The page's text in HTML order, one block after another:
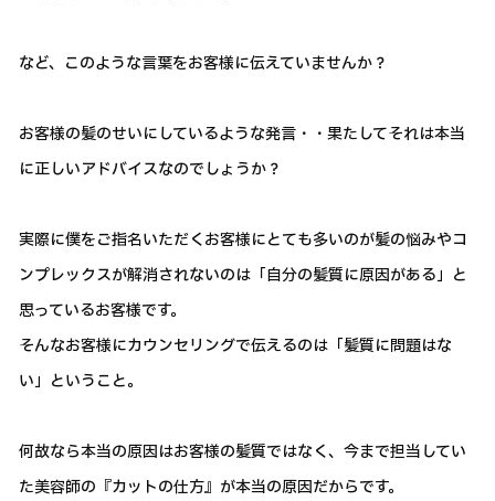
など、このような言葉をお客様に伝えていませんか？
お客様の髪のせいにしているような発言・・果たしてそれは本当
に正しいアドバイスなのでしょうか？
実際に僕をご指名いただくお客様にとても多いのが髪の悩みやコ
ンプレックスが解消されないのは「自分の髪質に原因がある」と
思っているお客様です。
そんなお客様にカウンセリングで伝えるのは「髪質に問題はな
い」ということ。
何故なら本当の原因はお客様の髪質ではなく、今まで担当してい
た美容師の『カットの仕方』が本当の原因だからです。